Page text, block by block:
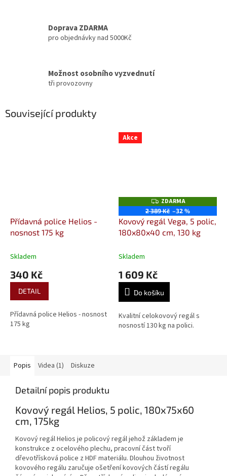
Doprava ZDARMA
pro objednávky nad 5000Kč
Možnost osobního vyzvednutí
tři provozovny
Související produkty
Přídavná police Helios -
nosnost 175 kg
Skladem
340 Kč
DETAIL
Přídavná police Helios - nosnost
175 kg
Akce
Z
D
A
R
M
A
ZDARMA
2 389 Kč –32 %
Kovový regál Vega, 5 polic,
180x80x40 cm, 130 kg
Skladem
1 609 Kč
Do košíku
Kvalitní celokovový regál s
nosností 130 kg na polici.
Popis Videa (1) Diskuze
Detailní popis produktu
Kovový regál Helios, 5 polic, 180x75x60
cm, 175kg
Kovový regál Helios je policový regál jehož základem je
konstrukce z ocelového plechu, pracovní část tvoří
dřevotřísková police z HDF materiálu. Dlouhou životnost
kovového regálu zaručuje ošetření kovových částí regálu